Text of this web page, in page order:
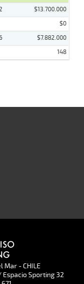
$13.700.000
$0
$7.882.000
148
Mar - CHILE
Espacio Sporting 32